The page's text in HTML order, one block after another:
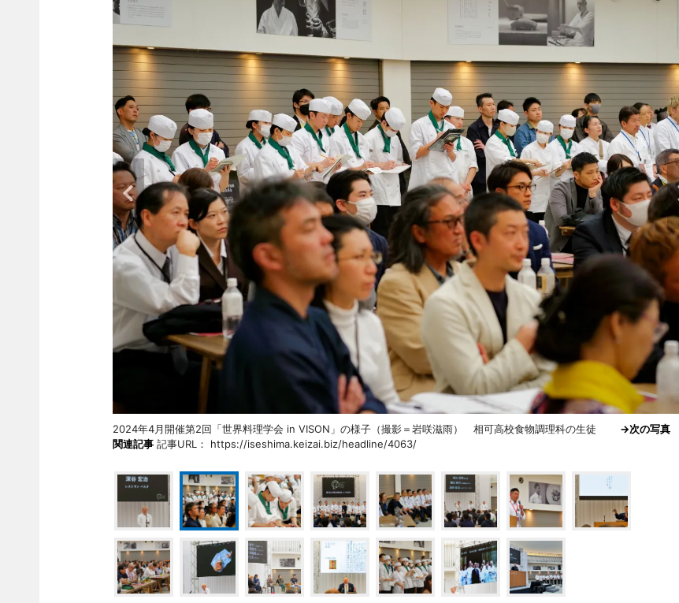
2024年4月開催第2回「世界料理学会 in VISON」の様子（撮影＝岩咲滋雨） 相可高校食物調理科の生徒 →次の写真
関連記事記事URL： https://iseshima.keizai.biz/headline/4063/